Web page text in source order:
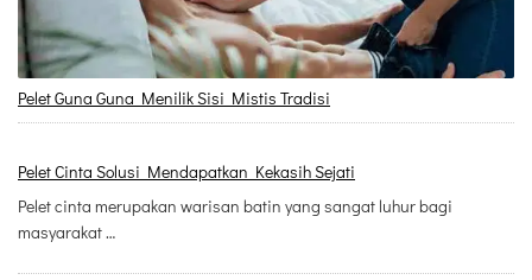
Pelet Guna Guna Menilik Sisi Mistis Tradisi
Pelet Cinta Solusi Mendapatkan Kekasih Sejati
Pelet cinta merupakan warisan batin yang sangat luhur bagi
masyarakat …